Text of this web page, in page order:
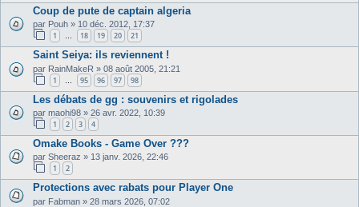
Coup de pute de captain algeria
par Pouh » 10 déc. 2012, 17:37
1 … 18 19 20 21
Saint Seiya: ils reviennent !
par RainMakeR » 08 août 2005, 21:21
1 95 96 97 98
Les débats de gg : souvenirs et rigolades
par maohi98 » 26 avr. 2022, 10:39
1 2 3 4
Omake Books - Game Over ???
par Sheeraz » 13 janv. 2026, 22:46
1 2
Protections avec rabats pour Player One
par Fabman » 28 mars 2026, 07:02